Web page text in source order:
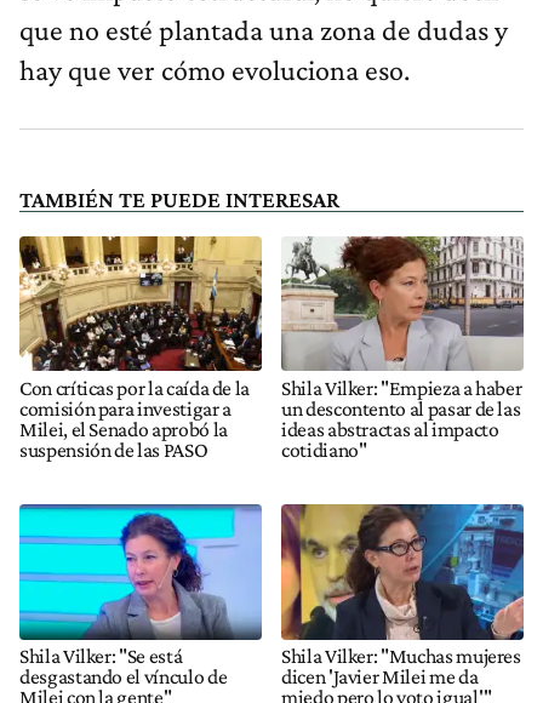
que no esté plantada una zona de dudas y
hay que ver cómo evoluciona eso.
TAMBIÉN TE PUEDE INTERESAR
Con críticas por la caída de la
comisión para investigar a
Milei, el Senado aprobó la
suspensión de las PASO
Shila Vilker: "Empieza a haber
un descontento al pasar de las
ideas abstractas al impacto
cotidiano"
Shila Vilker: "Se está
desgastando el vínculo de
Milei con la gente"
Shila Vilker: "Muchas mujeres
dicen 'Javier Milei me da
miedo pero lo voto igual'"